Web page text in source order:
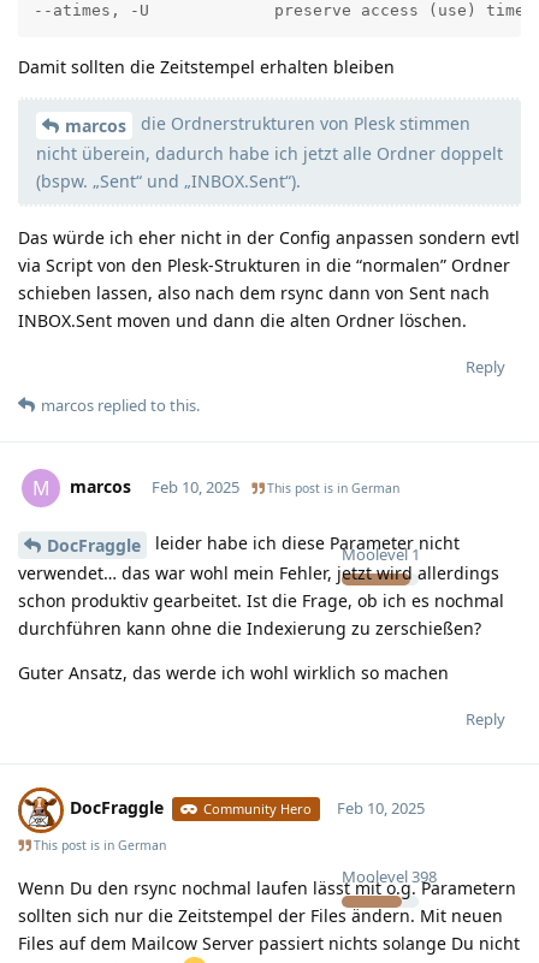
--atimes, -U             preserve access (use) times
Damit sollten die Zeitstempel erhalten bleiben
marcos
die Ordnerstrukturen von Plesk stimmen
nicht überein, dadurch habe ich jetzt alle Ordner doppelt
(bspw. „Sent“ und „INBOX.Sent“).
Das würde ich eher nicht in der Config anpassen sondern evtl
via Script von den Plesk-Strukturen in die “normalen” Ordner
schieben lassen, also nach dem rsync dann von Sent nach
INBOX.Sent moven und dann die alten Ordner löschen.
Reply
marcos replied to this.
M marcos
Moolevel 1
Feb 10, 2025 This post is in German
DocFraggle
leider habe ich diese Parameter nicht
verwendet… das war wohl mein Fehler, jetzt wird allerdings
schon produktiv gearbeitet. Ist die Frage, ob ich es nochmal
durchführen kann ohne die Indexierung zu zerschießen?
Guter Ansatz, das werde ich wohl wirklich so machen
Reply
DocFraggle Community Hero
Moolevel398
Feb 10, 2025
This post is in German
Wenn Du den rsync nochmal laufen lässt mit o.g. Parametern
sollten sich nur die Zeitstempel der Files ändern. Mit neuen
Files auf dem Mailcow Server passiert nichts solange Du nicht